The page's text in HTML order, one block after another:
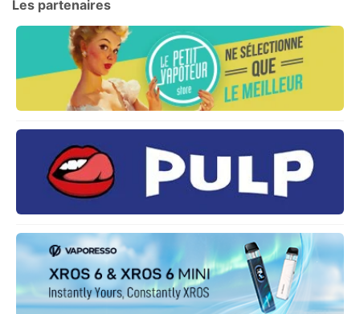
Les partenaires